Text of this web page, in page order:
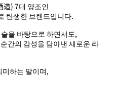
造) 7대 양조인
탄생한 브랜드입니다.
을 바탕으로 하면서도,
간의 감성을 담아낸 새로운 라
하는 말이며,